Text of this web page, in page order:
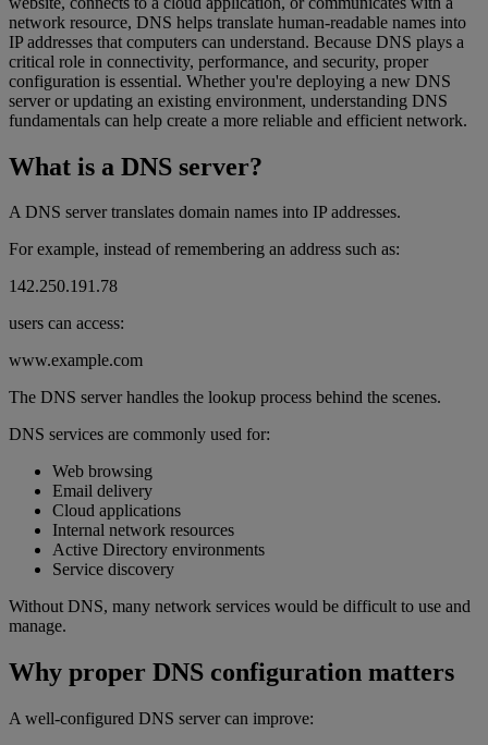
network resource, DNS helps translate human-readable names into
IP addresses that computers can understand. Because DNS plays a
critical role in connectivity, performance, and security, proper
configuration is essential. Whether you're deploying a new DNS
server or updating an existing environment, understanding DNS
fundamentals can help create a more reliable and efficient network.
What is a DNS server?
A DNS server translates domain names into IP addresses.
For example, instead of remembering an address such as:
142.250.191.78
users can access:
www.example.com
The DNS server handles the lookup process behind the scenes.
DNS services are commonly used for:
Web browsing
Email delivery
Cloud applications
Internal network resources
Active Directory environments
Service discovery
Without DNS, many network services would be difficult to use and
manage.
Why proper DNS configuration matters
A well-configured DNS server can improve: